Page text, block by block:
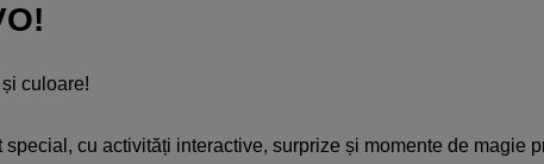
culoare!​
cu activități interactive, surprize și momente de magie